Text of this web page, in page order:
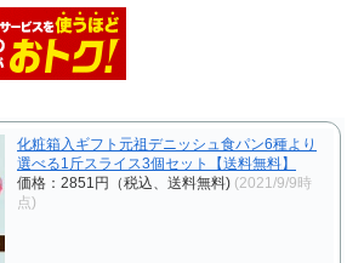
化粧箱入ギフト元祖デニッシュ食パン6種より
選べる1斤スライス3個セット【送料無料】
価格：2851円（税込、送料無料) (2021/9/9時
点)